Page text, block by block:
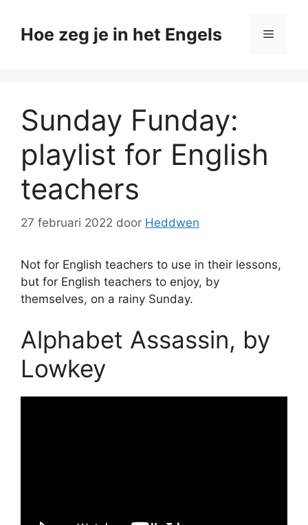
naarHoe zeg je in het Engels Menu
Sunday Funday:
playlist for English
teachers
27 februari 2022 door Heddwen
Not for English teachers to use in their lessons,
but for English teachers to enjoy, by
themselves, on a rainy Sunday.
Alphabet Assassin, by
Lowkey